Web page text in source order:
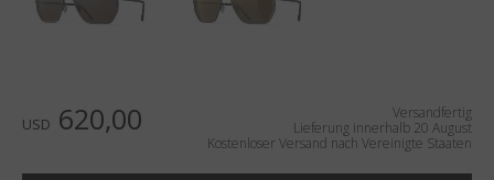
USD 620,00
Versandfertig
Lieferung innerhalb 20 August
Kostenloser Versand nach Vereinigte Staaten